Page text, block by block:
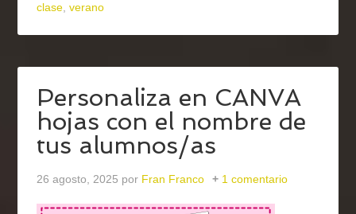
clase,verano
Personaliza en CANVA
hojas con el nombre de
tus alumnos/as
26 agosto, 2025 por Fran Franco 1 comentario